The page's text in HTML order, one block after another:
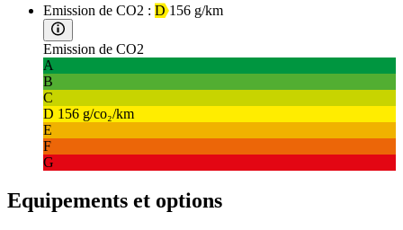
Emission de CO2 : D156 g/km
Emission de CO2
A
B
C
D 156 g/co₂/km
E
F
G
Equipements et options